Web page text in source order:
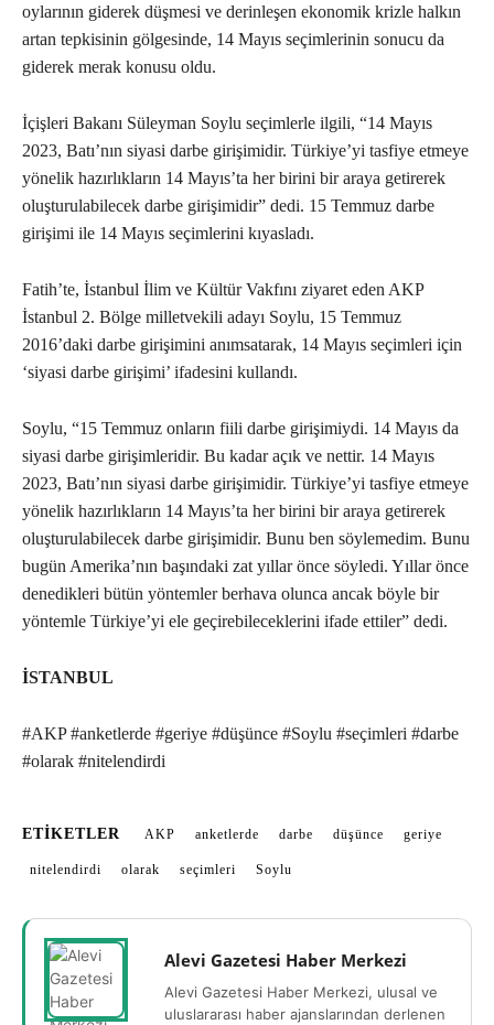
oylarının giderek düşmesi ve derinleşen ekonomik krizle halkın
artan tepkisinin gölgesinde, 14 Mayıs seçimlerinin sonucu da
giderek merak konusu oldu.
İçişleri Bakanı Süleyman Soylu seçimlerle ilgili, “14 Mayıs
2023, Batı’nın siyasi darbe girişimidir. Türkiye’yi tasfiye etmeye
yönelik hazırlıkların 14 Mayıs’ta her birini bir araya getirerek
oluşturulabilecek darbe girişimidir” dedi. 15 Temmuz darbe
girişimi ile 14 Mayıs seçimlerini kıyasladı.
Fatih’te, İstanbul İlim ve Kültür Vakfını ziyaret eden AKP
İstanbul 2. Bölge milletvekili adayı Soylu, 15 Temmuz
2016’daki darbe girişimini anımsatarak, 14 Mayıs seçimleri için
‘siyasi darbe girişimi’ ifadesini kullandı.
Soylu, “15 Temmuz onların fiili darbe girişimiydi. 14 Mayıs da
siyasi darbe girişimleridir. Bu kadar açık ve nettir. 14 Mayıs
2023, Batı’nın siyasi darbe girişimidir. Türkiye’yi tasfiye etmeye
yönelik hazırlıkların 14 Mayıs’ta her birini bir araya getirerek
oluşturulabilecek darbe girişimidir. Bunu ben söylemedim. Bunu
bugün Amerika’nın başındaki zat yıllar önce söyledi. Yıllar önce
denedikleri bütün yöntemler berhava olunca ancak böyle bir
yöntemle Türkiye’yi ele geçirebileceklerini ifade ettiler” dedi.
İSTANBUL
#AKP #anketlerde #geriye #düşünce #Soylu #seçimleri #darbe
#olarak #nitelendirdi
ETIKETLER AKP anketlerde darbe düşünce geriye
nitelendirdi olarak seçimleri Soylu
Alevi Gazetesi Haber Merkezi
Alevi Gazetesi Haber Merkezi, ulusal ve
uluslararası haber ajanslarından derlenen